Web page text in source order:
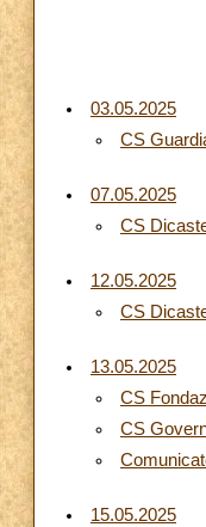
03.05.2025
CS
07.05.2025
CS
12.05.2025
CS
13.05.2025
CS
CS
15.05.2025